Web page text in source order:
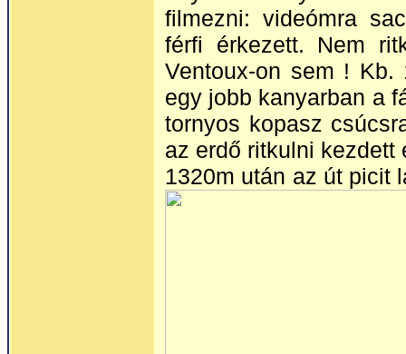
filmezni: videómra
férfi érkezett. Nem
Ventoux-on sem ! Kb.
egy jobb kanyarban a
tornyos kopasz
az erdő ritkulni
1320m után az út picit